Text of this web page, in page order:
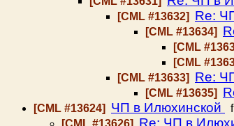
[CML #13632] Re:
[CML #13634]
[CML
[CML
[CML #13633] Re:
[CML #13635]
[CML #13624] ЧП в Илюхинской
[CML #13626] Re: ЧП в